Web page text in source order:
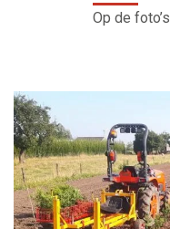
Op de